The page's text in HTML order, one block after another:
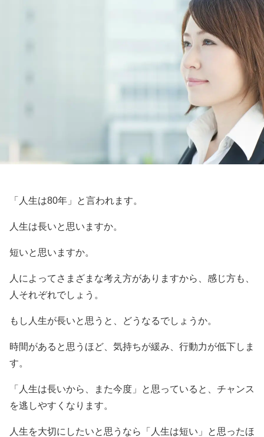
「人生は80年」と言われます。
人生は長いと思いますか。
短いと思いますか。
人によってさまざまな考え方がありますから、感じ方も、
人それぞれでしょう。
もし人生が長いと思うと、どうなるでしょうか。
時間があると思うほど、気持ちが緩み、行動力が低下しま
す。
「人生は長いから、また今度」と思っていると、チャンス
を逃しやすくなります。
人生を大切にしたいと思うなら「人生は短い」と思ったほ